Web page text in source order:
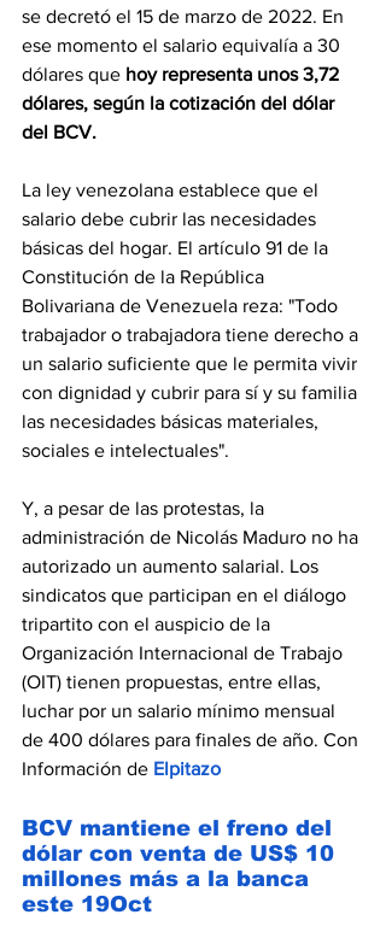
se decretó el 15 de marzo de 2022. En
ese momento el salario equivalía a 30
dólares que hoy representa unos 3,72
dólares, según la cotización del dólar
del BCV.
La ley venezolana establece que el
salario debe cubrir las necesidades
básicas del hogar. El artículo 91 de la
Constitución de la República
Bolivariana de Venezuela reza: "Todo
trabajador o trabajadora tiene derecho a
un salario suficiente que le permita vivir
con dignidad y cubrir para sí y su familia
las necesidades básicas materiales,
sociales e intelectuales".
Y, a pesar de las protestas, la
administración de Nicolás Maduro no ha
autorizado un aumento salarial. Los
sindicatos que participan en el diálogo
tripartito con el auspicio de la
Organización Internacional de Trabajo
(OIT) tienen propuestas, entre ellas,
luchar por un salario mínimo mensual
de 400 dólares para finales de año. Con
Información de Elpitazo
BCV mantiene el freno del
dólar con venta de US$ 10
millones más a la banca
este 19Oct